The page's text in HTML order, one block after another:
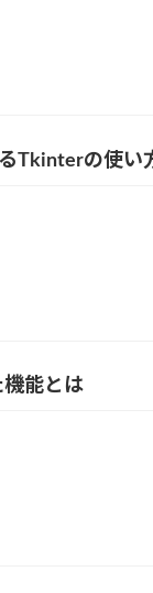
Tkinterの使い
能とは